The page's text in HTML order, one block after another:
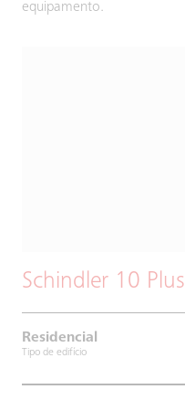
equipamento.
Schindler 10 Plus
Residencial
Tipo de edifício